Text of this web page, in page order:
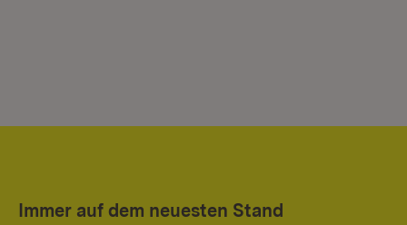
Immer auf dem neuesten Stand